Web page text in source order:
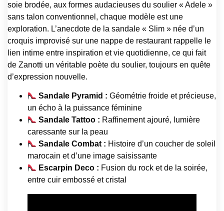
soie brodée, aux formes audacieuses du soulier « Adele »
sans talon conventionnel, chaque modèle est une
exploration. L’anecdote de la sandale « Slim » née d’un
croquis improvisé sur une nappe de restaurant rappelle le
lien intime entre inspiration et vie quotidienne, ce qui fait
de Zanotti un véritable poète du soulier, toujours en quête
d’expression nouvelle.
Sandale Pyramid : Géométrie froide et précieuse,
un écho à la puissance féminine
Sandale Tattoo : Raffinement ajouré, lumière
caressante sur la peau
Sandale Combat : Histoire d’un coucher de soleil
marocain et d’une image saisissante
Escarpin Deco : Fusion du rock et de la soirée,
entre cuir embossé et cristal